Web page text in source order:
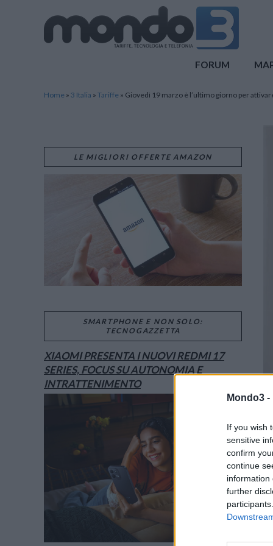
Mondo3 -
If you wish
sensitive
confirm
continue
information
further
FORUM
Home » 3 Italia » Tariffe » Giovedì 19 marzo è l’ultimo giorno per
LE MIGLIORI OFFERTE AMAZON
SMARTPHONE E NON SOLO:
TECNOGAZZETTA
XIAOMI PRESENTA I NUOVI REDMI 17
SERIES, FOCUS SU AUTONOMIA E
INTRATTENIMENTO